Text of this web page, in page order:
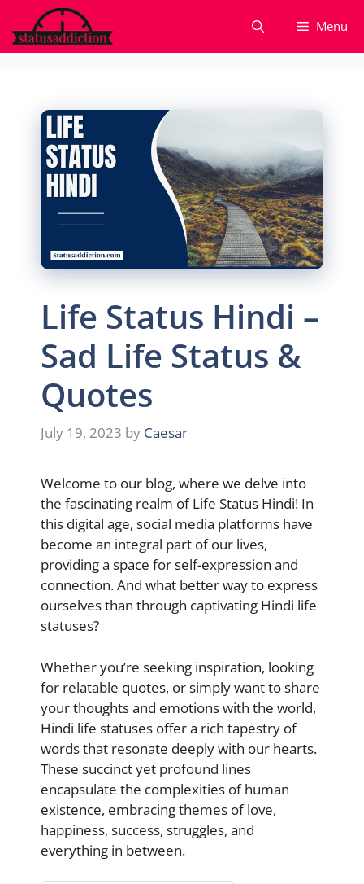
to
content
Menu
Life Status Hindi –
Sad Life Status &
Quotes
July 19, 2023 by Caesar
Welcome to our blog, where we delve into
the fascinating realm of Life Status Hindi! In
this digital age, social media platforms have
become an integral part of our lives,
providing a space for self-expression and
connection. And what better way to express
ourselves than through captivating Hindi life
statuses?
Whether you’re seeking inspiration, looking
for relatable quotes, or simply want to share
your thoughts and emotions with the world,
Hindi life statuses offer a rich tapestry of
words that resonate deeply with our hearts.
These succinct yet profound lines
encapsulate the complexities of human
existence, embracing themes of love,
happiness, success, struggles, and
everything in between.